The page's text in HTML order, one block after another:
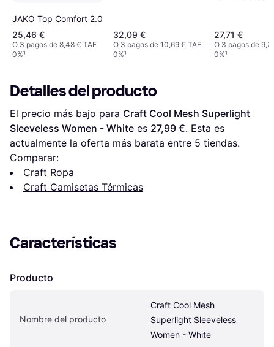
JAKO Top Comfort 2.0
25,46 €
O 3 pagos de 8,48 € TAE
0%¹
32,09 €
O 3 pagos de 10,69 € TAE
0%¹
27,71 €
O 3 pagos de
0%¹
Detalles del producto
El precio más bajo para Craft Cool Mesh Superlight
Sleeveless Women - White es 27,99 €. Esta es
actualmente la oferta más barata entre 5 tiendas.
Comparar:
Craft Ropa
Craft Camisetas Térmicas
Características
Producto
Nombre del producto
Craft Cool Mesh
Superlight Sleeveless
Women - White